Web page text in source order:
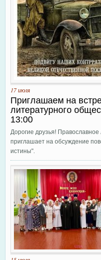
17 июля
Приглашаем на
литературного
13:00
Дорогие друзья!
приглашает на обсуждение
истины".